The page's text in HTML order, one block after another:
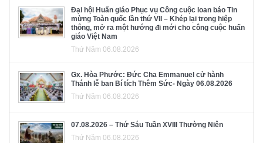
Đại hội Huấn giáo Phục vụ Công cuộc loan báo Tin
mừng Toàn quốc lần thứ VII – Khép lại trong hiệp
thông, mở ra một hướng đi mới cho công cuộc huấn
giáo Việt Nam
Thứ Năm 06.08.2026
Gx. Hòa Phước: Đức Cha Emmanuel cử hành
Thánh lễ ban Bí tích Thêm Sức- Ngày 06.08.2026
Thứ Năm 06.08.2026
07.08.2026 – Thứ Sáu Tuần XVIII Thường Niên
Thứ Năm 06.08.2026